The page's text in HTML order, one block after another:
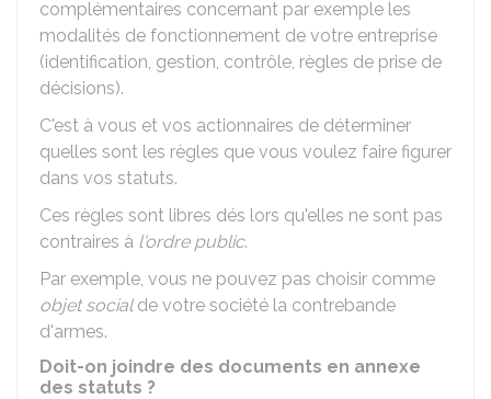
complémentaires concernant par exemple les
modalités de fonctionnement de votre entreprise
(identification, gestion, contrôle, règles de prise de
décisions).
C'est à vous et vos actionnaires de déterminer
quelles sont les règles que vous voulez faire figurer
dans vos statuts.
Ces règles sont libres dés lors qu'elles ne sont pas
contraires à l'ordre public.
Par exemple, vous ne pouvez pas choisir comme
objet socialde votre société la contrebande
d'armes.
Doit-on joindre des documents en annexe
des statuts ?